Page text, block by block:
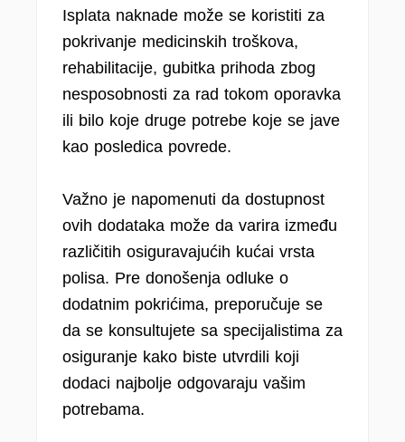
Isplata naknade može se koristiti za
pokrivanje medicinskih troškova,
rehabilitacije, gubitka prihoda zbog
nesposobnosti za rad tokom oporavka
ili bilo koje druge potrebe koje se jave
kao posledica povrede.
Važno je napomenuti da dostupnost
ovih dodataka može da varira između
različitih osiguravajućih kućai vrsta
polisa. Pre donošenja odluke o
dodatnim pokrićima, preporučuje se
da se konsultujete sa specijalistima za
osiguranje kako biste utvrdili koji
dodaci najbolje odgovaraju vašim
potrebama.